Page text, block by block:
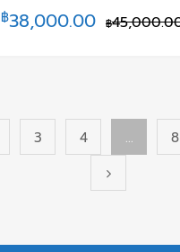
฿
฿38,000.00
3 4 … 8